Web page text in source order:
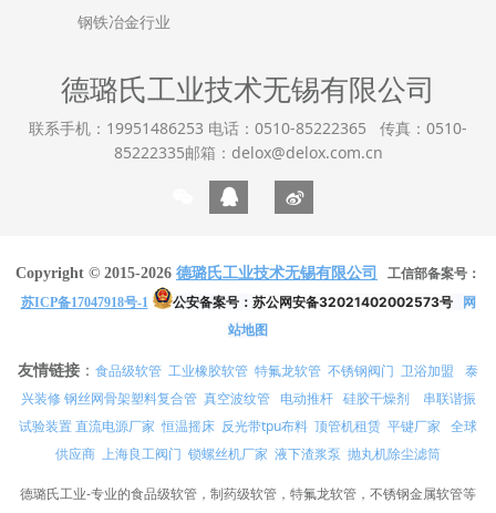
钢铁冶金行业
德璐氏工业技术无锡有限公司
联系手机：19951486253 电话：0510-85222365 传真：0510-
85222335邮箱：delox@delox.com.cn
Copyright © 2015-2026 德璐氏工业技术无锡有限公司
工信部备案号：
苏ICP备17047918号-1
公安备案号： 苏公网安备32021402002573号
网
站地图
友情链接 ： 食品级软管 工业橡胶软管 特氟龙软管 不锈钢阀门 卫浴加盟
泰
兴装修 钢丝网骨架塑料复合管 真空波纹管 电动推杆 硅胶干燥剂
串联谐振
试验装置直流电源厂家 恒温摇床 反光带tpu布料 顶管机租赁 平键厂家 全球
供应商 上海良工阀门 锁螺丝机厂家 液下渣浆泵 抛丸机除尘滤筒
德璐氏工业-专业的食品级软管，制药级软管，特氟龙软管，不锈钢金属软管等